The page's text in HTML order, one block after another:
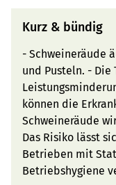
Kurz & bündig
- Schweineräude
und Pusteln. - Die
können die
Schweineräude
Das Risiko lässt
Betrieben mit
Betriebshygiene